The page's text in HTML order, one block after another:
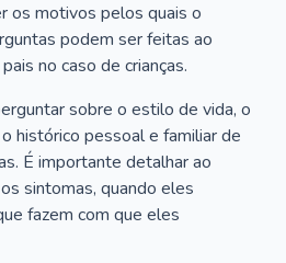
os motivos pelos quais o
podem ser feitas ao
no caso de crianças.
sobre o estilo de vida, o
histórico pessoal e familiar de
É importante detalhar ao
sintomas, quando eles
fazem com que eles